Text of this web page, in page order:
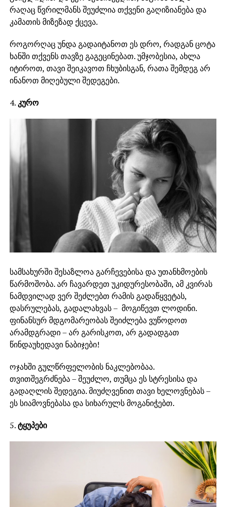
რაღაც წვრილმანს შეუძლია თქვენი გაღიზიანება და
კამათის მიზეზად ქცევა.
როგორღაც უნდა გადაიტანოთ ეს დრო, რადგან ცოტა
ხანში თქვენს თავზე გაგეცინებათ. უმჯობესია, ახლა
იტიროთ, თავი შეიკავოთ ჩხუბისგან, რათა შემდეგ არ
ინანოთ მიღებული შედეგები.
4.კურო
სამსახურში შესაზლოა გარჩევებისა და უთანხმოების
წარმოშობა. არ ჩავარდეთ უკიდურესობაში, ამ კვირას
ნამდვილად ვერ შეძლებთ რამის გადაწყვეტას,
დასრულებას, გადალახვას – მოგიწევთ ლოდინი.
ფინანსურ მდგომარეობას შეიძლება ვუწოდოთ
არამდგრადი – არ გარისკოთ, არ გადადგათ
წინდაუხედავი ნაბიჯები!
ოჯახში გულწრფელობის ნაკლებობაა.
თვითშეგრძნება – შეუძლო, თუმცა ეს სტრესისა და
გადაღლის შედეგია. მიუძღვენით თავი ხელოვნებას –
ეს სიამოვნებასა და სიხარულს მოგანიჭებთ.
5.ტყუპები